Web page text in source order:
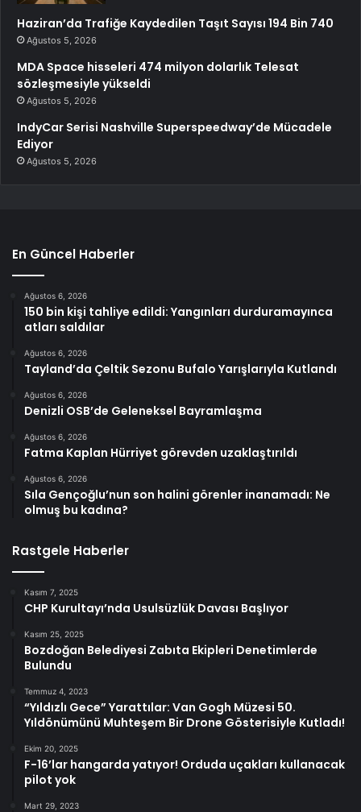
Haziran’da Trafiğe Kaydedilen Taşıt Sayısı 194 Bin 740
Ağustos 5, 2026
MDA Space hisseleri 474 milyon dolarlık Telesat
sözleşmesiyle yükseldi
Ağustos 5, 2026
IndyCar Serisi Nashville Superspeedway’de Mücadele
Ediyor
Ağustos 5, 2026
En Güncel Haberler
Ağustos 6, 2026
150 bin kişi tahliye edildi: Yangınları durduramayınca
atları saldılar
Ağustos 6, 2026
Tayland’da Çeltik Sezonu Bufalo Yarışlarıyla Kutlandı
Ağustos 6, 2026
Denizli OSB’de Geleneksel Bayramlaşma
Ağustos 6, 2026
Fatma Kaplan Hürriyet görevden uzaklaştırıldı
Ağustos 6, 2026
Sıla Gençoğlu’nun son halini görenler inanamadı: Ne
olmuş bu kadına?
Rastgele Haberler
Kasım 7, 2025
CHP Kurultayı’nda Usulsüzlük Davası Başlıyor
Kasım 25, 2025
Bozdoğan Belediyesi Zabıta Ekipleri Denetimlerde
Bulundu
Temmuz 4, 2023
“Yıldızlı Gece” Yarattılar: Van Gogh Müzesi 50.
Yıldönümünü Muhteşem Bir Drone Gösterisiyle Kutladı!
Ekim 20, 2025
F-16’lar hangarda yatıyor! Orduda uçakları kullanacak
pilot yok
Mart 29, 2023